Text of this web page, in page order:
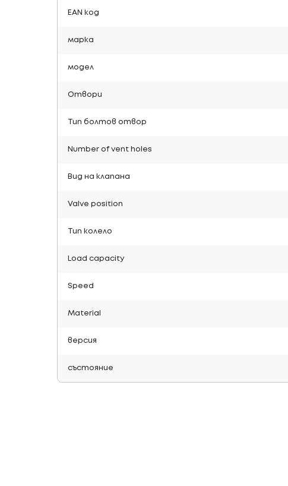
EAN код
марка
модел
Отвори
Тип болтов отвор
Number of vent holes
Вид на клапана
Valve position
Тип колело
Load capacity
Speed
Material
версия
състояние